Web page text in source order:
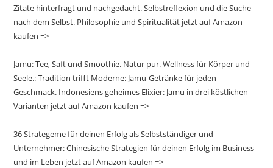
Zitate hinterfragt und nachgedacht. Selbstreflexion und die Suche
nach dem Selbst. Philosophie und Spiritualität jetzt auf Amazon
kaufen =>
Jamu: Tee, Saft und Smoothie. Natur pur. Wellness für Körper und
Seele.: Tradition trifft Moderne: Jamu-Getränke für jeden
Geschmack. Indonesiens geheimes Elixier: Jamu in drei köstlichen
Varianten jetzt auf Amazon kaufen =>
36 Strategeme für deinen Erfolg als Selbstständiger und
Unternehmer: Chinesische Strategien für deinen Erfolg im Business
und im Leben jetzt auf Amazon kaufen =>